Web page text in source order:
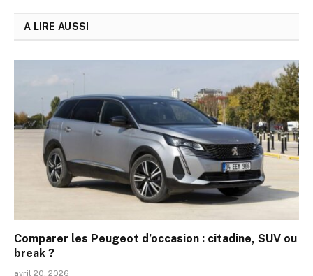
A LIRE AUSSI
Comparer les Peugeot d’occasion : citadine, SUV ou
break ?
avril 20, 2026